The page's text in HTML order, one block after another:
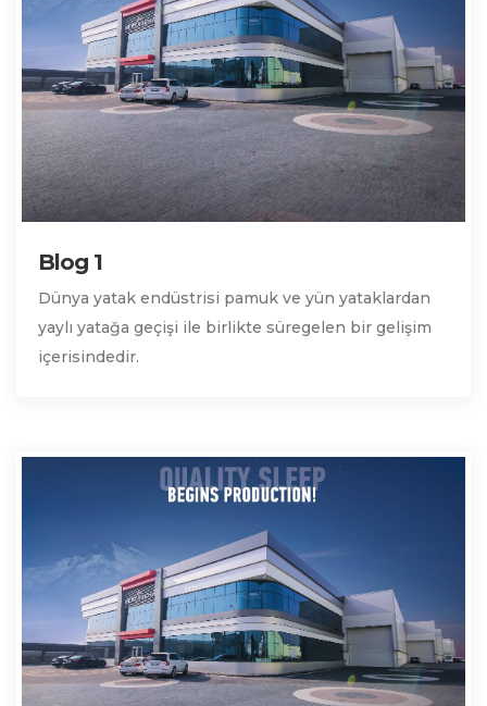
Blog 1
Dünya yatak endüstrisi pamuk ve yün yataklardan
yaylı yatağa geçişi ile birlikte süregelen bir gelişim
içerisindedir.